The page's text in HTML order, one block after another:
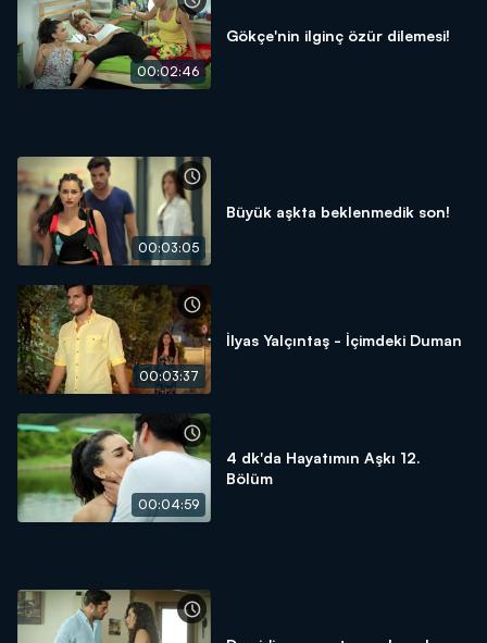
00:02:46
Gökçe'nin ilginç özür dilemesi!
00:03:05
Büyük aşkta beklenmedik son!
00:03:37
İlyas Yalçıntaş - İçimdeki Duman
00:04:59
4 dk'da Hayatımın Aşkı 12.
Bölüm